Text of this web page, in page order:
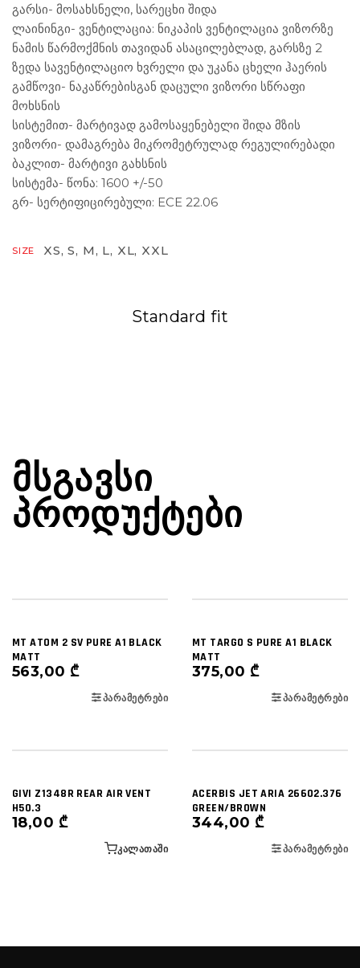
გარსი- მოსახსნელი, სარეცხი შიდა
ლაინინგი- ვენტილაცია: ნიკაპის ვენტილაცია ვიზორზე
ნამის წარმოქმნის თავიდან ასაცილებლად, გარსზე 2
ზედა სავენტილაციო ხვრელი და უკანა ცხელი ჰაერის
გამწოვი- ნაკაწრებისგან დაცული ვიზორი სწრაფი
მოხსნის
სისტემით- მარტივად გამოსაყენებელი შიდა მზის
ვიზორი- დამაგრება მიკრომეტრულად რეგულირებადი
ბაკლით- მარტივი გახსნის
სისტემა- წონა: 1600 +/-50
გრ- სერტიფიცირებული: ECE 22.06
SIZE XS, S, M, L, XL, XXL
Standard fit
ᲛᲡᲒᲐᲕᲡᲘ
ᲞᲠᲝᲓᲣᲥᲢᲔᲑᲘ
MT ATOM 2 SV PURE A1 BLACK
MATT
563,00 ₾
ᲞᲐᲠᲐᲛᲔᲢᲠᲔᲑᲘ
MT TARGO S PURE A1 BLACK
MATT
375,00 ₾
ᲞᲐᲠᲐᲛᲔᲢᲠᲔᲑᲘ
GIVI Z1348R REAR AIR VENT
H50.3
18,00 ₾
ᲙᲐᲚᲐᲗᲐᲨᲘ
ACERBIS JET ARIA 26602.376
GREEN/BROWN
344,00 ₾
ᲞᲐᲠᲐᲛᲔᲢᲠᲔᲑᲘ